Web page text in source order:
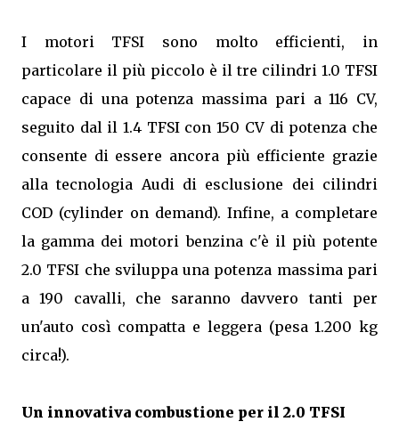
I motori TFSI sono molto efficienti, in
particolare il più piccolo è il tre cilindri 1.0 TFSI
capace di una potenza massima pari a 116 CV,
seguito dal il 1.4 TFSI con 150 CV di potenza che
consente di essere ancora più efficiente grazie
alla tecnologia Audi di esclusione dei cilindri
COD (cylinder on demand). Infine, a completare
la gamma dei motori benzina c'è il più potente
2.0 TFSI che sviluppa una potenza massima pari
a 190 cavalli, che saranno davvero tanti per
un'auto così compatta e leggera (pesa 1.200 kg
circa!).
Un innovativa combustione per il 2.0 TFSI